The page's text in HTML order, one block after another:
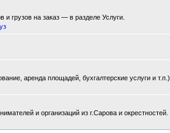
грузов на заказ — в разделе Услуги.
аренда площадей, бухгалтерские услуги и т.п.),
и организаций из г.Сарова и окрестностей.